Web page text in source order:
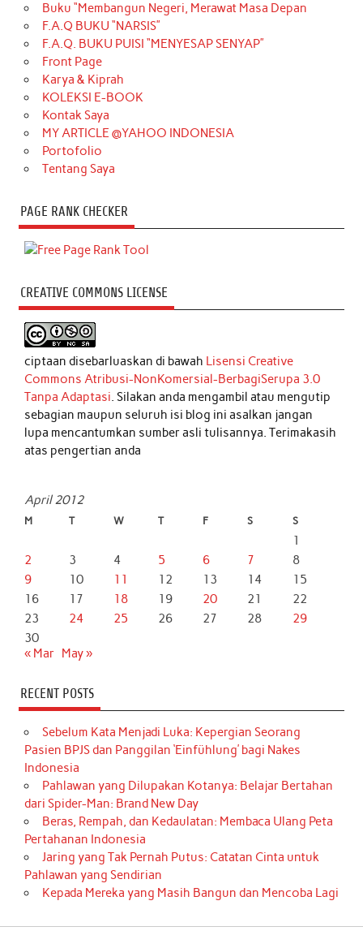
Buku “Membangun Negeri, Merawat Masa Depan
F.A.Q BUKU “NARSIS”
F.A.Q. BUKU PUISI “MENYESAP SENYAP”
Front Page
Karya & Kiprah
KOLEKSI E-BOOK
Kontak Saya
MY ARTICLE @YAHOO INDONESIA
Portofolio
Tentang Saya
PAGE RANK CHECKER
CREATIVE COMMONS LICENSE
ciptaan disebarluaskan di bawah Lisensi Creative
Commons Atribusi-NonKomersial-BerbagiSerupa 3.0
Tanpa Adaptasi. Silakan anda mengambil atau mengutip
sebagian maupun seluruh isi blog ini asalkan jangan
lupa mencantumkan sumber asli tulisannya. Terimakasih
atas pengertian anda
April 2012
M T W T F S S
1
2
3 4 5 6 7
8
9
10 11 12 13 14
15
16
17 18 19 20 21
22
23
24 25 26 27 28
29
30
« Mar May »
RECENT POSTS
Sebelum Kata Menjadi Luka: Kepergian Seorang
Pasien BPJS dan Panggilan ‘Einfühlung’ bagi Nakes
Indonesia
Pahlawan yang Dilupakan Kotanya: Belajar Bertahan
dari Spider-Man: Brand New Day
Beras, Rempah, dan Kedaulatan: Membaca Ulang Peta
Pertahanan Indonesia
Jaring yang Tak Pernah Putus: Catatan Cinta untuk
Pahlawan yang Sendirian
Kepada Mereka yang Masih Bangun dan Mencoba Lagi